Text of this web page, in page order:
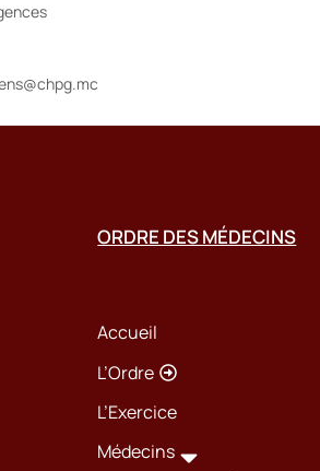
ORDRE DES MÉDECINS
Accueil
L’Ordre
L’Exercice
Médecins